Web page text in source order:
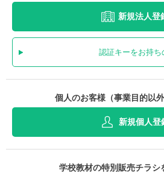
新規法人登
認証キーをお持ち
個人のお客様（事業目的以外
新規個人登
学校教材の特別販売チラシ